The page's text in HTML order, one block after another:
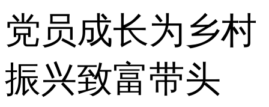
党员成长为乡村
振兴致富带头